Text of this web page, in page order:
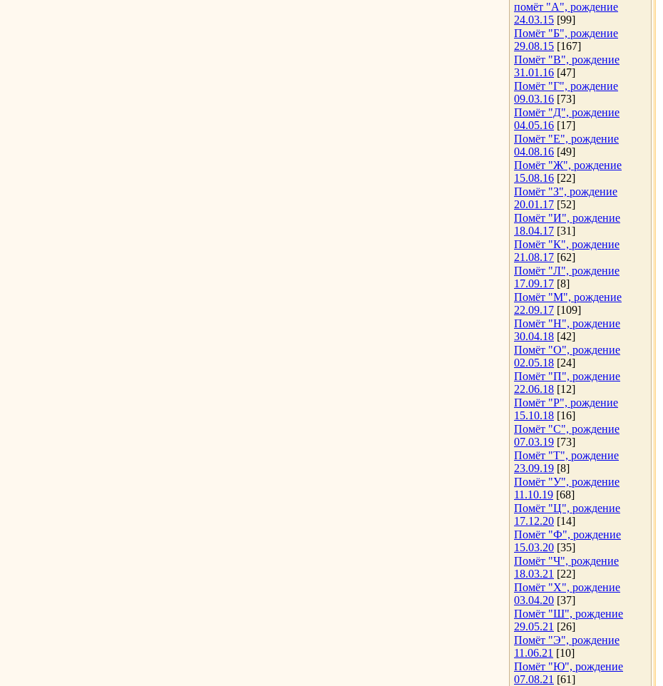
помёт "А", рождение
24.03.15 [99]
Помёт "Б", рождение
29.08.15 [167]
Помёт "В", рождение
31.01.16 [47]
Помёт "Г", рождение
09.03.16 [73]
Помёт "Д", рождение
04.05.16 [17]
Помёт "Е", рождение
04.08.16 [49]
Помёт "Ж", рождение
15.08.16 [22]
Помёт "З", рождение
20.01.17 [52]
Помёт "И", рождение
18.04.17 [31]
Помёт "К", рождение
21.08.17 [62]
Помёт "Л", рождение
17.09.17 [8]
Помёт "М", рождение
22.09.17 [109]
Помёт "Н", рождение
30.04.18 [42]
Помёт "О", рождение
02.05.18 [24]
Помёт "П", рождение
22.06.18 [12]
Помёт "Р", рождение
15.10.18 [16]
Помёт "С", рождение
07.03.19 [73]
Помёт "Т", рождение
23.09.19 [8]
Помёт "У", рождение
11.10.19 [68]
Помёт "Ц", рождение
17.12.20 [14]
Помёт "Ф", рождение
15.03.20 [35]
Помёт "Ч", рождение
18.03.21 [22]
Помёт "Х", рождение
03.04.20 [37]
Помёт "Ш", рождение
29.05.21 [26]
Помёт "Э", рождение
11.06.21 [10]
Помёт "Ю", рождение
07.08.21 [61]